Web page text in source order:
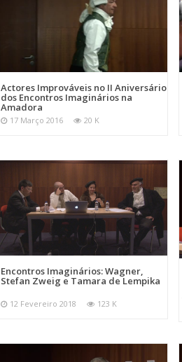
Actores Improváveis no II Aniversário
dos Encontros Imaginários na
Amadora
17 Março 2016 20 K
Encontros Imaginários: Wagner,
Stefan Zweig e Tamara de Lempika
12 Fevereiro 2018 123 K